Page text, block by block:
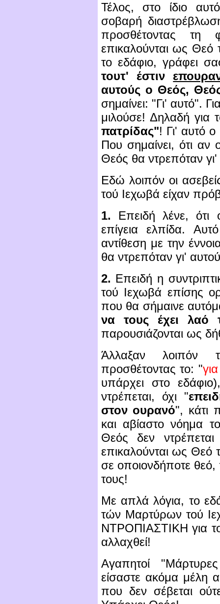
Τέλος, στο ίδιο
σοβαρή
προσθέτοντας τη
επικαλούνται ως Θεό
το εδάφιο, γράφει
τουτ' έστιν
αυτούς ο Θεός,
σημαίνει: "Γι' αυτό".
μιλούσε! Δηλαδή για
πατρίδας"! Γι' αυτό ο
Που σημαίνει, ότι αν
Θεός θα ντρεπόταν
Εδώ λοιπόν οι
τού Ιεχωβά είχαν
1. Επειδή λένε, ότι
επίγεια ελπίδα.
αντίθεση με την
θα ντρεπόταν γι'
2. Επειδή η
τού Ιεχωβά επίσης
που θα σήμαινε
να τους έχει λαό
παρουσιάζονται ως
Άλλαξαν λοιπόν
προσθέτοντας το: "
υπάρχει στο
ντρέπεται, όχι "
στον ουρανό", κάτι
και αβίαστο νόημα
Θεός δεν
επικαλούνται ως Θεό
σε οποιονδήποτε
τους!
Με απλά λόγια, το
τών Μαρτύρων τού
ΝΤΡΟΠΙΑΣΤΙΚΗ για
αλλαχθεί!
Αγαπητοί
είσαστε ακόμα μέλη
που δεν σέβεται